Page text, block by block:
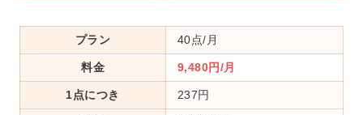
プラン 40点/月
料金 9,480円/月
1点につき 237円